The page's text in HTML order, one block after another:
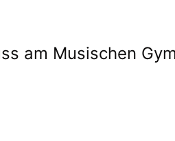
am Musischen